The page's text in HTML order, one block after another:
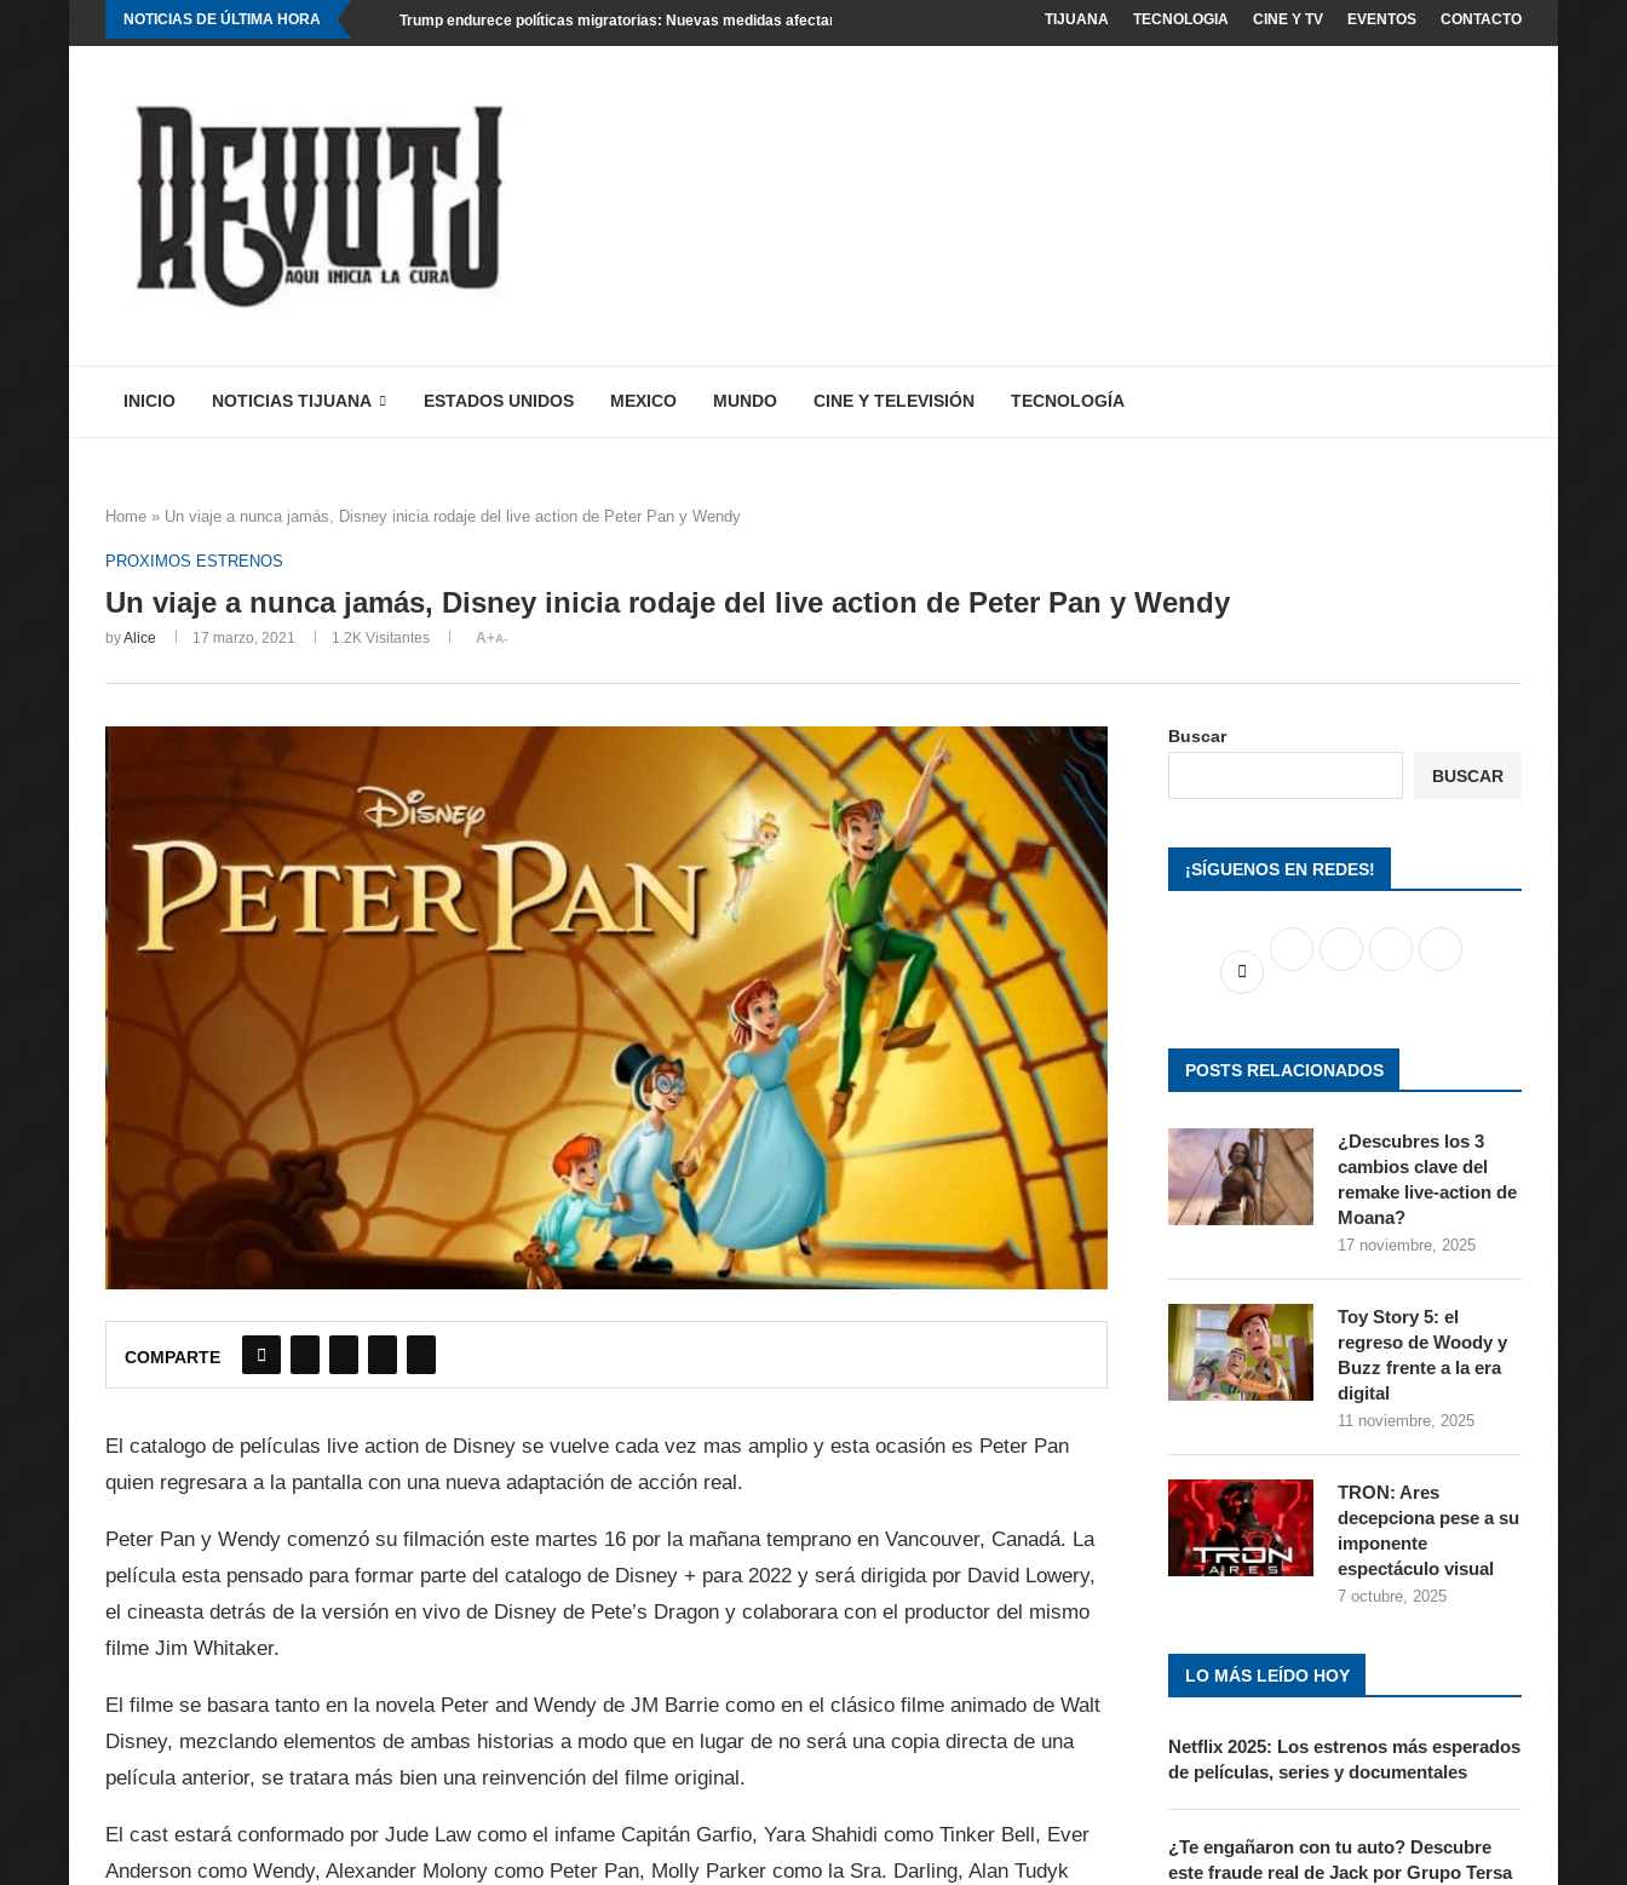
NOTICIAS DE ÚLTIMA HORA Trump endurece políticas migratorias: Nuevas medidas afectan a turistas y residentes legalesTIJUANA TECNOLOGIA CINE Y TV EVENTOS CONTACTO
INICIO NOTICIAS TIJUANA ESTADOS UNIDOS MEXICO MUNDO CINE Y TELEVISIÓN TECNOLOGÍA
Home » Un viaje a nunca jamás, Disney inicia rodaje del live action de Peter Pan y Wendy
PROXIMOS ESTRENOS
Un viaje a nunca jamás, Disney inicia rodaje del live action de Peter Pan y Wendy
byAlice 17 marzo, 2021 1.2K Visitantes A+A-
COMPARTE
El catalogo de películas live action de Disney se vuelve cada vez mas amplio y esta ocasión es Peter Pan
quien regresara a la pantalla con una nueva adaptación de acción real.
Peter Pan y Wendy comenzó su filmación este martes 16 por la mañana temprano en Vancouver, Canadá. La
película esta pensado para formar parte del catalogo de Disney + para 2022 y será dirigida por David Lowery,
el cineasta detrás de la versión en vivo de Disney de Pete’s Dragon y colaborara con el productor del mismo
filme Jim Whitaker.
El filme se basara tanto en la novela Peter and Wendy de JM Barrie como en el clásico filme animado de Walt
Disney, mezclando elementos de ambas historias a modo que en lugar de no será una copia directa de una
película anterior, se tratara más bien una reinvención del filme original.
El cast estará conformado por Jude Law como el infame Capitán Garfio, Yara Shahidi como Tinker Bell, Ever
Anderson como Wendy, Alexander Molony como Peter Pan, Molly Parker como la Sra. Darling, Alan Tudyk
Buscar
BUSCAR
¡SÍGUENOS EN REDES!
POSTS RELACIONADOS
¿Descubres los 3
cambios clave del
remake live-action de
Moana?
17 noviembre, 2025
Toy Story 5: el
regreso de Woody y
Buzz frente a la era
digital
11 noviembre, 2025
TRON: Ares
decepciona pese a su
imponente
espectáculo visual
7 octubre, 2025
LO MÁS LEÍDO HOY
Netflix 2025: Los estrenos más esperados
de películas, series y documentales
¿Te engañaron con tu auto? Descubre
este fraude real de Jack por Grupo Tersa